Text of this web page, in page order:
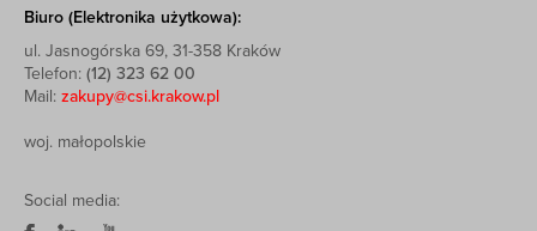
Biuro (Elektronika użytkowa):
ul. Jasnogórska 69, 31-358 Kraków
Telefon: (12) 323 62 00
Mail: zakupy@csi.krakow.pl
woj. małopolskie
Social media: